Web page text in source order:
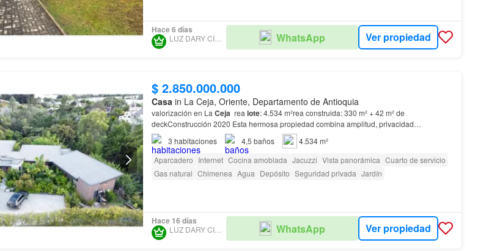
Hace 6 días
LUZ DARY CIRO LOPEZ WhatsApp Ver propiedad
$ 2.850.000.000
Casa in La Ceja, Oriente, Departamento de Antioquia
valorización en La Ceja rea lote: 4.534 m²rea construida: 330 m² + 42 m² de
deckConstrucción 2020 Esta hermosa propiedad combina amplitud, privacidad
Parcelación desarrollada por Londoño Gómez 125
3 habitaciones 4,5 baños
4.534 m²
Aparcadero Internet Cocina amoblada Jacuzzi Vista panorámica Cuarto de servicio
Gas natural Chimenea Agua Depósito Seguridad privada Jardín
Hace 16 días
LUZ DARY CIRO LOPEZ WhatsApp Ver propiedad